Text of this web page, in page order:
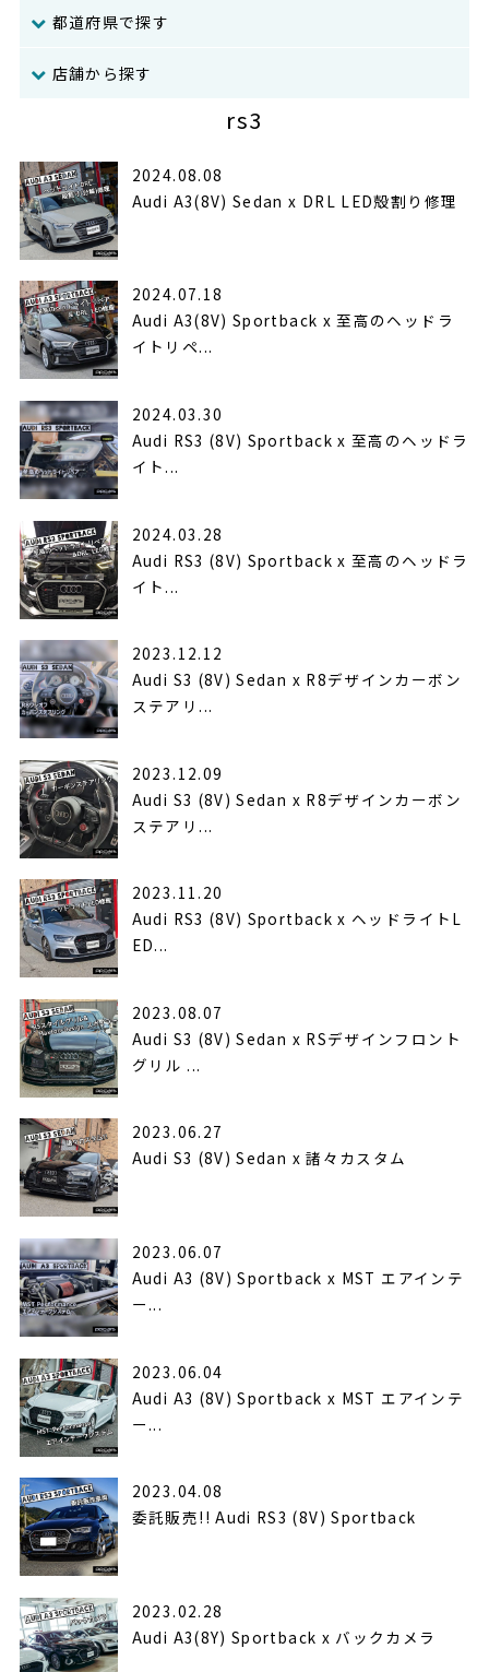
都道府県で探す
店舗から探す
rs3
2024.08.08
Audi A3(8V) Sedan x DRL LED殻割り修理
2024.07.18
Audi A3(8V) Sportback x 至高のヘッドラ
イトリペ...
2024.03.30
Audi RS3 (8V) Sportback x 至高のヘッドラ
イト...
2024.03.28
Audi RS3 (8V) Sportback x 至高のヘッドラ
イト...
2023.12.12
Audi S3 (8V) Sedan x R8デザインカーボン
ステアリ...
2023.12.09
Audi S3 (8V) Sedan x R8デザインカーボン
ステアリ...
2023.11.20
Audi RS3 (8V) Sportback x ヘッドライトL
ED...
2023.08.07
Audi S3 (8V) Sedan x RSデザインフロント
グリル ...
2023.06.27
Audi S3 (8V) Sedan x 諸々カスタム
2023.06.07
Audi A3 (8V) Sportback x MST エアインテ
ー...
2023.06.04
Audi A3 (8V) Sportback x MST エアインテ
ー...
2023.04.08
委託販売!! Audi RS3 (8V) Sportback
2023.02.28
Audi A3(8Y) Sportback x バックカメラ